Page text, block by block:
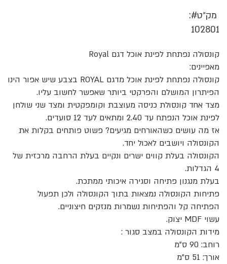
מק״ט
102801
קונסולה נפתחת לפינת אוכל דגם Royal
מאפיינים:
קונסולה נפתחת לפינת אוכל מדגם ROYAL בצבע שיש אפור הינו
הפיתרון המושלם והפרקטי ביותר שאפשר לחשוב עליו.
מצד אחד קונסולת כניסה מעוצבת וקומפקטית ומצד שני שולחן
לפינת אוכל הנפתח עד 2.40 ומתאים לעד 12 סועדים.
אז מה עושים כשהאורחים מגיעים? פשוט פותחים בקלות את
הקונסולה ויושבים לאכול יחד.
הקונסולה בעלת קווים ישרים ונקיים בעלת הרחבה מרכזית של
4 הגדלות.
בעלת מנגנון פתיחה וסגירה איכותי ממתכת.
פתיחות הקונסולה נמצאות בתוך הקונסולה ולכן תפעול
הפתיחה קל והפתיחות נשמרות מנזקים חיצוניים.
עשוי MDF יצוק.
מידות הקונסולה במצב סגור :
רוחב: 90 ס”מ
אורך: 51 ס”מ